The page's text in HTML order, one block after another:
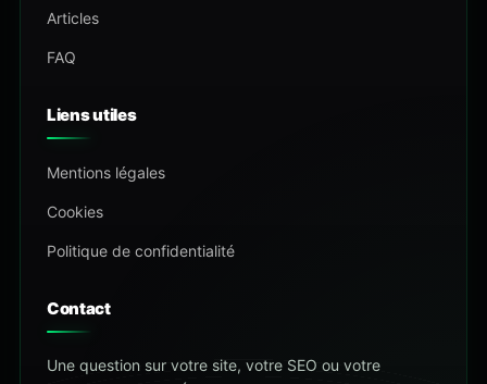
Articles
FAQ
Liens utiles
Mentions légales
Cookies
Politique de confidentialité
Contact
Une question sur votre site, votre SEO ou votre